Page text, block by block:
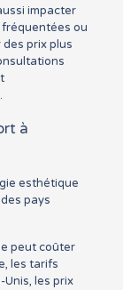
impacter
fréquentées ou
prix plus
à
esthétique
pays
peut coûter
les tarifs
Unis, les prix